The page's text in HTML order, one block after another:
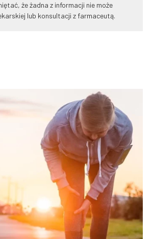
że żadna z informacji nie może
lub konsultacji z farmaceutą.